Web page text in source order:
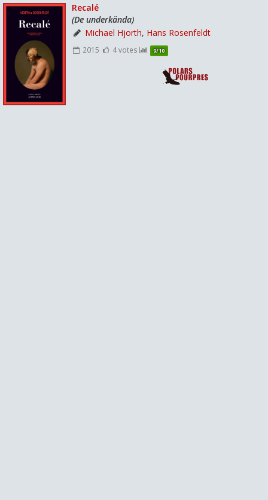
Recalé
(De underkända)
Michael Hjorth, Hans Rosenfeldt
2015 4 votes 9/10